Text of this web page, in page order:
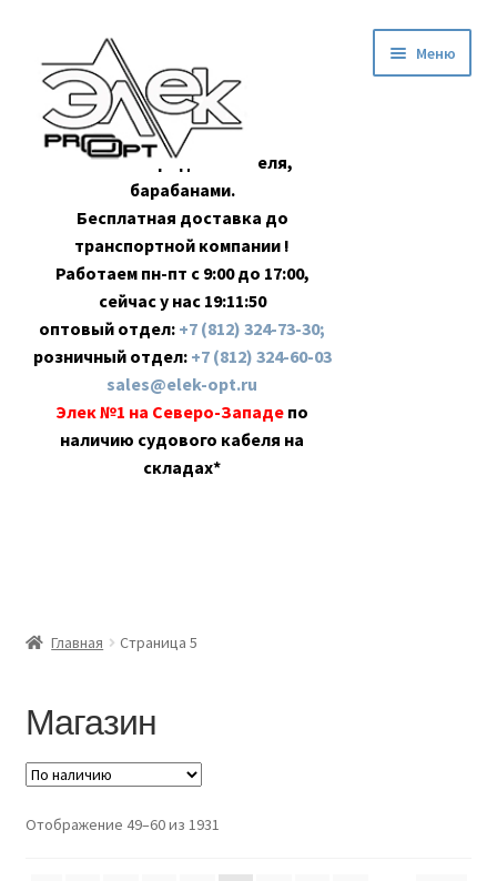
навигации
содержимому
Оптовая продажа кабеля,
барабанами.
Бесплатная доставка до
транспортной компании !
Работаем пн-пт с 9:00 до 17:00,
сейчас у нас 19:11:51
оптовый отдел: +7 (812) 324-73-30;
розничный отдел: +7 (812) 324-60-03
sales@elek-opt.ru
Элек №1 на Северо-Западе по
наличию судового кабеля на
складах*
Меню
Контакты
Розница
Заказать отмотку
Главная Страница 5
Магазин
Отображение 49–60 из 1931